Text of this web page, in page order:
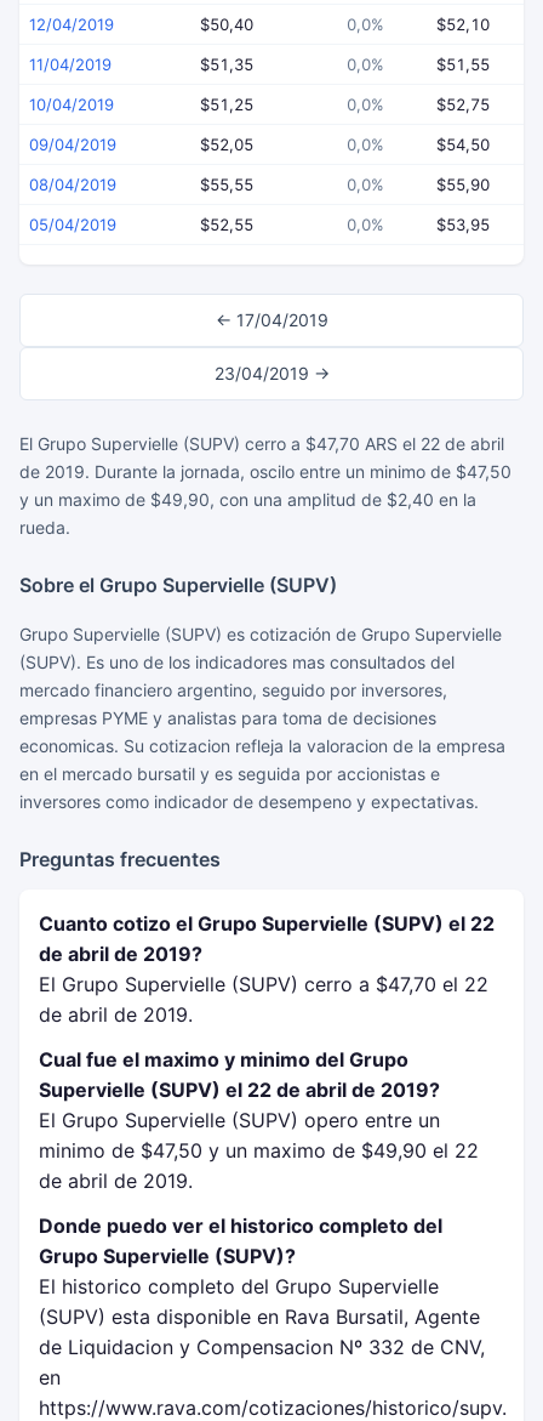
12/04/2019 $50,40 0,0% $52,10
11/04/2019 $51,35 0,0% $51,55
10/04/2019 $51,25 0,0% $52,75
09/04/2019 $52,05 0,0% $54,50
08/04/2019 $55,55 0,0% $55,90
05/04/2019 $52,55 0,0% $53,95
← 17/04/2019
23/04/2019 →
El Grupo Supervielle (SUPV) cerro a $47,70 ARS el 22 de abril
de 2019. Durante la jornada, oscilo entre un minimo de $47,50
y un maximo de $49,90, con una amplitud de $2,40 en la
rueda.
Sobre el Grupo Supervielle (SUPV)
Grupo Supervielle (SUPV) es cotización de Grupo Supervielle
(SUPV). Es uno de los indicadores mas consultados del
mercado financiero argentino, seguido por inversores,
empresas PYME y analistas para toma de decisiones
economicas. Su cotizacion refleja la valoracion de la empresa
en el mercado bursatil y es seguida por accionistas e
inversores como indicador de desempeno y expectativas.
Preguntas frecuentes
Cuanto cotizo el Grupo Supervielle (SUPV) el 22
de abril de 2019?
El Grupo Supervielle (SUPV) cerro a $47,70 el 22
de abril de 2019.
Cual fue el maximo y minimo del Grupo
Supervielle (SUPV) el 22 de abril de 2019?
El Grupo Supervielle (SUPV) opero entre un
minimo de $47,50 y un maximo de $49,90 el 22
de abril de 2019.
Donde puedo ver el historico completo del
Grupo Supervielle (SUPV)?
El historico completo del Grupo Supervielle
(SUPV) esta disponible en Rava Bursatil, Agente
de Liquidacion y Compensacion Nº 332 de CNV,
en
https://www.rava.com/cotizaciones/historico/supv.